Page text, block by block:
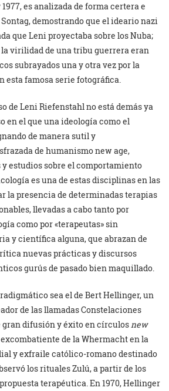
es analizada de forma certera e
demostrando que el ideario nazi
que Leni proyectaba sobre los Nuba;
la virilidad de una tribu guerrera eran
subrayados una y otra vez por la
esta famosa serie fotográfica.
de Leni Riefenstahl no está demás ya
en el que una ideología como el
de manera sutil y
de humanismo new age,
estudios sobre el comportamiento
es una de estas disciplinas en las
la presencia de determinadas terapias
llevadas a cabo tanto por
como por «terapeutas» sin
y científica alguna, que abrazan de
nuevas prácticas y discursos
gurús de pasado bien maquillado.
sea el de Bert Hellinger, un
de las llamadas Constelaciones
difusión y éxito en círculos new
de la Whermacht en la
y exfraile católico-romano destinado
los rituales Zulú, a partir de los
terapéutica. En 1970, Hellinger